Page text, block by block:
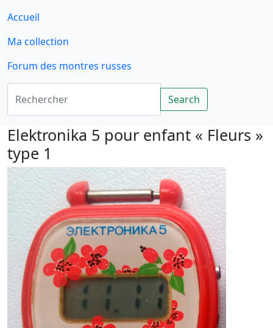
Accueil
Ma collection
Forum des montres russes
Rechercher
Search
Elektronika 5 pour enfant « Fleurs »
type 1